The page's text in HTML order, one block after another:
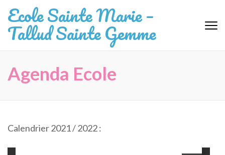
au
contenu
(Pressez
Ecole Sainte Marie –
Tallud Sainte Gemme
Agenda Ecole
Calendrier 2021 / 2022 :